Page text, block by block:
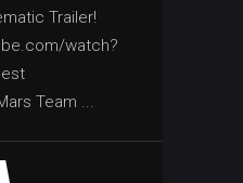
Trailer!
watch?
Team